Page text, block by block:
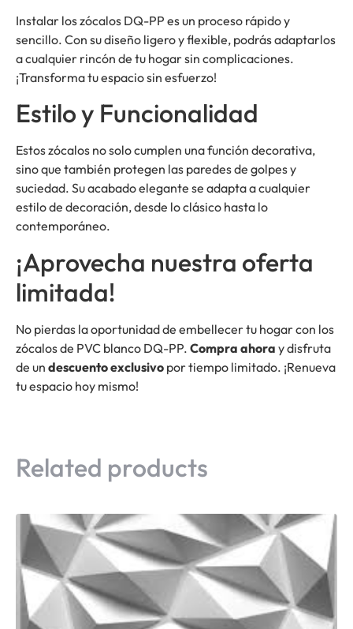
Instalar los zócalos DQ-PP es un proceso rápido y
sencillo. Con su diseño ligero y flexible, podrás adaptarlos
a cualquier rincón de tu hogar sin complicaciones.
¡Transforma tu espacio sin esfuerzo!
Estilo y Funcionalidad
Estos zócalos no solo cumplen una función decorativa,
sino que también protegen las paredes de golpes y
suciedad. Su acabado elegante se adapta a cualquier
estilo de decoración, desde lo clásico hasta lo
contemporáneo.
¡Aprovecha nuestra oferta
limitada!
No pierdas la oportunidad de embellecer tu hogar con los
zócalos de PVC blanco DQ-PP. Compra ahora y disfruta
de un descuento exclusivo por tiempo limitado. ¡Renueva
tu espacio hoy mismo!
Related products